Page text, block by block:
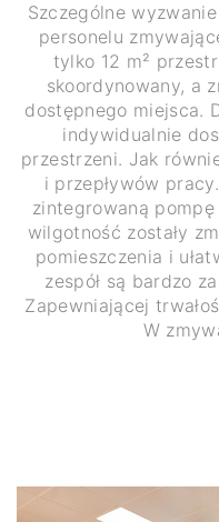
Szczególne
personelu
tylko 12 m²
skoordynowany, a
dostępnego miejsca.
indywidualnie
przestrzeni. Jak
i przepływów
zintegrowaną
wilgotność zostały
pomieszczenia i
zespół są bardzo
Zapewniającej
W